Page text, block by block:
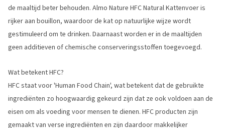
de maaltijd beter behouden. Almo Nature HFC Natural Kattenvoer is
rijker aan bouillon, waardoor de kat op natuurlijke wijze wordt
gestimuleerd om te drinken. Daarnaast worden er in de maaltijden
geen additieven of chemische conserveringsstoffen toegevoegd.
Wat betekent HFC?
HFC staat voor 'Human Food Chain', wat betekent dat de gebruikte
ingrediënten zo hoogwaardig gekeurd zijn dat ze ook voldoen aan de
eisen om als voeding voor mensen te dienen. HFC producten zijn
gemaakt van verse ingrediënten en zijn daardoor makkelijker